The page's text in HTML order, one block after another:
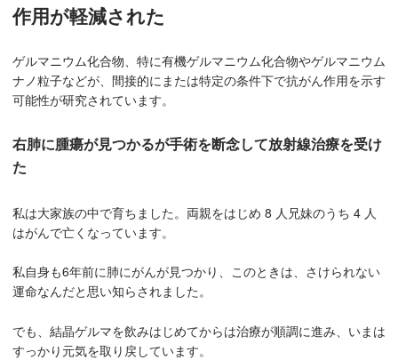
作用が軽減された
ゲルマニウム化合物、特に有機ゲルマニウム化合物やゲルマニウム
ナノ粒子などが、間接的にまたは特定の条件下で抗がん作用を示す
可能性が研究されています。
右肺に腫瘍が見つかるが手術を断念して放射線治療を受け
た
私は大家族の中で育ちました。両親をはじめ 8 人兄妹のうち 4 人
はがんで亡くなっています。
私自身も6年前に肺にがんが見つかり、このときは、さけられない
運命なんだと思い知らされました。
でも、結晶ゲルマを飲みはじめてからは治療が順調に進み、いまは
すっかり元気を取り戻しています。